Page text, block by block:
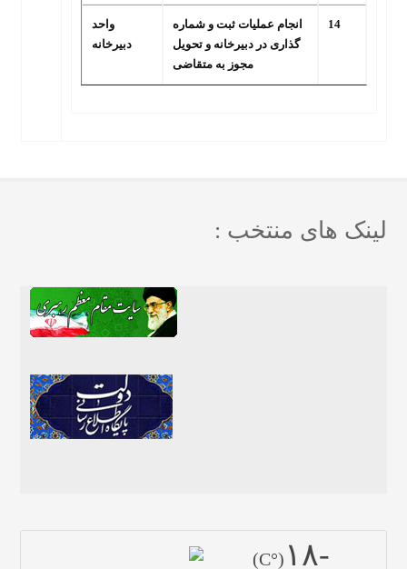
14
انجام عملیات ثبت و شماره
گذاری در دبیرخانه و تحویل
مجوز به متقاضی
واحد
دبیرخانه
لینک های منتخب :
-١٨ (°C)